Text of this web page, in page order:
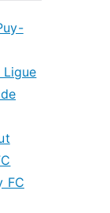
FC